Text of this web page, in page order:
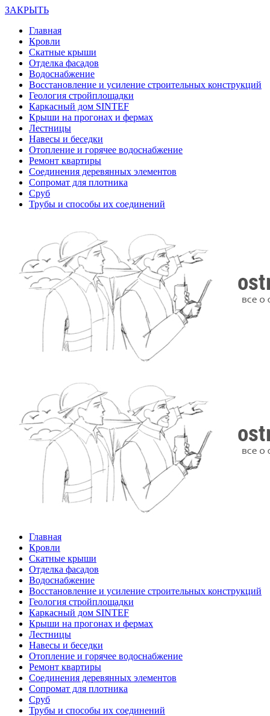
ЗАКРЫТЬ
Главная
Кровли
Скатные крыши
Отделка фасадов
Водоснабжение
Восстановление и усиление строительных конструкций
Геология стройплощадки
Каркасный дом SINTEF
Крыши на прогонах и фермах
Лестницы
Навесы и беседки
Отопление и горячее водоснабжение
Ремонт квартиры
Соединения деревянных элементов
Сопромат для плотника
Сруб
Трубы и способы их соединений
Главная
Кровли
Скатные крыши
Отделка фасадов
Водоснабжение
Восстановление и усиление строительных конструкций
Геология стройплощадки
Каркасный дом SINTEF
Крыши на прогонах и фермах
Лестницы
Навесы и беседки
Отопление и горячее водоснабжение
Ремонт квартиры
Соединения деревянных элементов
Сопромат для плотника
Сруб
Трубы и способы их соединений